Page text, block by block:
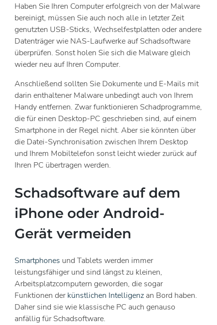
Haben Sie Ihren Computer erfolgreich von der Malware
bereinigt, müssen Sie auch noch alle in letzter Zeit
genutzten USB-Sticks, Wechselfestplatten oder andere
Datenträger wie NAS-Laufwerke auf Schadsoftware
überprüfen. Sonst holen Sie sich die Malware gleich
wieder neu auf Ihren Computer.
Anschließend sollten Sie Dokumente und E-Mails mit
darin enthaltener Malware unbedingt auch von Ihrem
Handy entfernen. Zwar funktionieren Schadprogramme,
die für einen Desktop-PC geschrieben sind, auf einem
Smartphone in der Regel nicht. Aber sie könnten über
die Datei-Synchronisation zwischen Ihrem Desktop
und Ihrem Mobiltelefon sonst leicht wieder zurück auf
Ihren PC übertragen werden.
Schadsoftware auf dem
iPhone oder Android-
Gerät vermeiden
Smartphones und Tablets werden immer
leistungsfähiger und sind längst zu kleinen,
Arbeitsplatzcomputern geworden, die sogar
Funktionen derkünstlichen Intelligenz an Bord haben.
Daher sind sie wie klassische PC auch genauso
anfällig für Schadsoftware.